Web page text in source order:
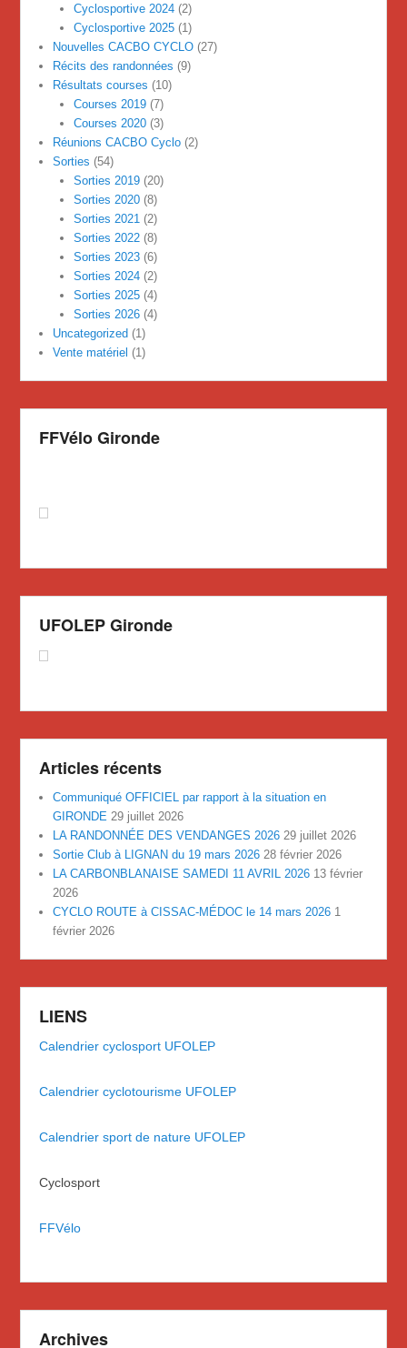
Cyclosportive 2024(2)
Cyclosportive 2025(1)
Nouvelles CACBO CYCLO (27)
Récits des randonnées (9)
Résultats courses (10)
Courses 2019(7)
Courses 2020(3)
Réunions CACBO Cyclo (2)
Sorties (54)
Sorties 2019(20)
Sorties 2020(8)
Sorties 2021 (2)
Sorties 2022(8)
Sorties 2023(6)
Sorties 2024(2)
Sorties 2025(4)
Sorties 2026(4)
Uncategorized (1)
Vente matériel (1)
FFVélo Gironde
UFOLEP Gironde
Articles récents
Communiqué OFFICIEL par rapport à la situation en
GIRONDE 29 juillet 2026
LA RANDONNÉE DES VENDANGES 2026 29 juillet 2026
Sortie Club à LIGNAN du 19 mars 2026 28 février 2026
LA CARBONBLANAISE SAMEDI 11 AVRIL 2026 13 février
2026
CYCLO ROUTE à CISSAC-MÉDOC le 14 mars 2026 1
février 2026
LIENS
Calendrier cyclosport UFOLEP
Calendrier cyclotourisme UFOLEP
Calendrier sport de nature UFOLEP
Cyclosport
FFVélo
Archives